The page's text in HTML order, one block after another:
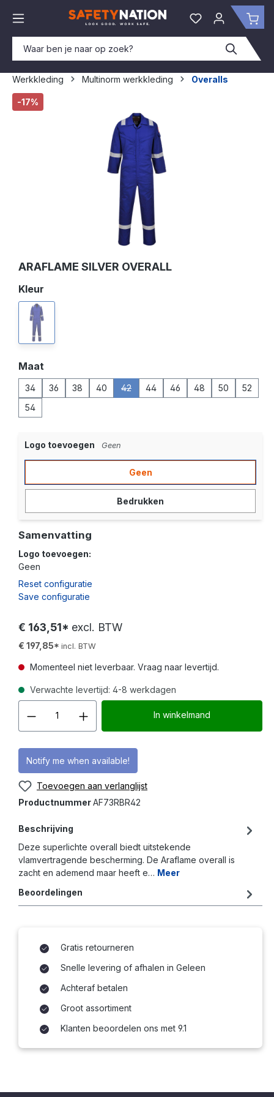
Je hebt 0 items
Werkkleding Multinorm werkkleding
Overalls
Afbeeldingengalerij overslaan
-17%
ARAFLAME SILVER OVERALL
Selecteer
Kleur
korenblauw
(Deze optie is momenteel niet beschikbaar.)
Selecteer
Maat
34 36 38 40 42 44 46 48 50
52
54
Logo toevoegen Geen
Geen
Bedrukken
Samenvatting
Logo toevoegen:
Geen
Reset configuratie
Save configuratie
€ 163,51* excl. BTW
€ 197,85* incl. BTW
Momenteel niet leverbaar. Vraag naar levertijd.
Verwachte levertijd: 4-8 werkdagen
Producthoeveelheid:
In winkelmand
Notify me when available!
Toevoegen aan verlanglijst
ProductnummerAF73RBR42
Beschrijving
Deze superlichte overall biedt uitstekende
vlamvertragende bescherming. De Araflame overall is
zacht en ademend maar heeft e… Meer
Beoordelingen
Gratis retourneren
Snelle levering of afhalen in Geleen
Achteraf betalen
Groot assortiment
Klanten beoordelen ons met 9.1